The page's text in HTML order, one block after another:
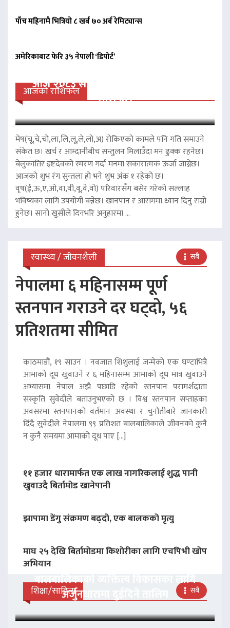
पाँच महिनामै भित्रियो ८ खर्ब ७० अर्ब रेमिट्यान्स
अमेरिकाबाट फेरि ३५ नेपाली ‘डिपोर्ट’
आजको राशिफल
आज २०८३ साल साउन २१ गते बिहीवारको
राशिफल
मेष(चू,चे,चो,ला,लि,लू,ले,लो,अ) रोकिएको कामले पनि गति समाउने
संकेत छ। खर्च र आम्दानीबीच सन्तुलन मिलाउँदा मन ढुक्क रहनेछ।
बेलुकातिर इष्टदेवको स्मरण गर्दा मनमा सकारात्मक ऊर्जा जाग्नेछ।
आजको शुभ रंग सुन्तला हो भने शुभ अंक १ रहेको छ।
वृष(ई,ऊ,ए,ओ,वा,वी,वू,वे,वो) परिवारसँग बसेर गरेको सल्लाह
भविष्यका लागि उपयोगी बन्नेछ। खानपान र आराममा ध्यान दिनु राम्रो
हुनेछ। सानो खुसीले दिनभरि अनुहारमा ...
स्वास्थ्य / जीवनशैली सबै
नेपालमा ६ महिनासम्म पूर्ण
स्तनपान गराउने दर घट्दो, ५६
प्रतिशतमा सीमित
काठमाडौं, १९ साउन । नवजात शिशुलाई जन्मेको एक घण्टाभित्रै
आमाको दूध खुवाउने र ६ महिनासम्म आमाको दूध मात्र खुवाउने
अभ्यासमा नेपाल अझै पछाडि रहेको स्तनपान परामर्शदाता
संस्कृति सुवेदीले बताउनुभएको छ । विश्व स्तनपान सप्ताहका
अवसरमा स्तनपानको वर्तमान अवस्था र चुनौतीबारे जानकारी
दिँदै सुवेदीले नेपालमा ९९ प्रतिशत बालबालिकाले जीवनको कुनै
न कुनै समयमा आमाको दूध पाए […]
११ हजार धारामार्फत एक लाख नागरिकलाई शुद्ध पानी
खुवाउदै बिर्तामोड खानेपानी
झापामा डेंगु संक्रमण बढ्दो, एक बालकको मृत्यु
माघ २५ देखि बिर्तामोडमा किशोरीका लागि एचपिभी खोप
अभियान
शिक्षा/साहित्य सबै
बालबालिकाको व्यक्तित्व विकासका लागि
अर्जुनधारामा दुईदिने तालिम